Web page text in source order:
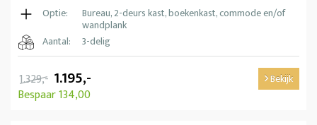
Optie:
Bureau, 2-deurs kast, boekenkast, commode en/of
wandplank
Aantal:
3-delig
1.329,- 1.195,-
Bespaar 134,00
Bekijk